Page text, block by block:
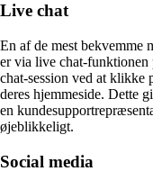
Live chat
En af de mest bekvemme
er via live chat-funktionen
chat-session ved at klikke
deres hjemmeside. Dette
en
øjeblikkeligt.
Social media